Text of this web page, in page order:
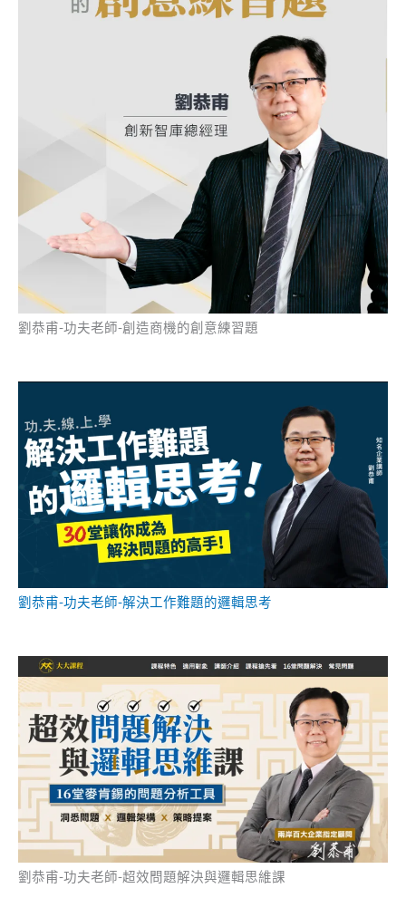
劉恭甫-功夫老師-創造商機的創意練習題
劉恭甫-功夫老師-解決工作難題的邏輯思考
劉恭甫-功夫老師-超效問題解決與邏輯思維課